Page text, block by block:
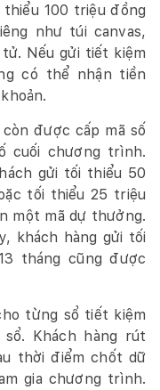
100 triệu đồng
như túi canvas,
Nếu gửi tiết kiệm
có thể nhận tiền
được cấp mã số
cuối chương trình.
gửi tối thiểu 50
tối thiểu 25 triệu
một mã dự thưởng.
khách hàng gửi tối
tháng cũng được
từng sổ tiết kiệm
Khách hàng rút
thời điểm chốt dữ
gia chương trình.